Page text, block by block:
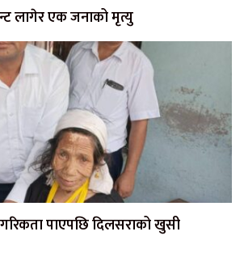
लागेर एक जनाको मृत्यु
पाएपछि दिलसराको खुसी